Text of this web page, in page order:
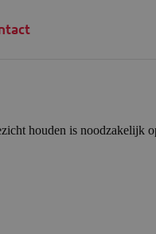
houden is noodzakelijk